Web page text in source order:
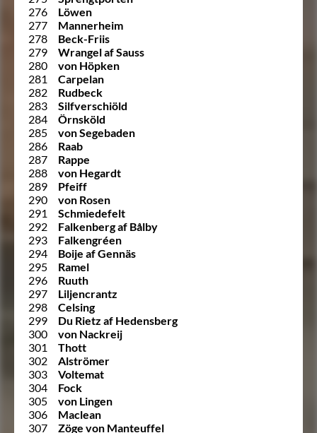
276
Löwen
277
Mannerheim
278
Beck-Friis
279
Wrangel af Sauss
280
von Höpken
281
Carpelan
282
Rudbeck
283
Silfverschiöld
284
Örnsköld
285
von Segebaden
286
Raab
287
Rappe
288
von Hegardt
289
Pfeiff
290
von Rosen
291
Schmiedefelt
292
Falkenberg af Bålby
293
Falkengréen
294
Boije af Gennäs
295
Ramel
296
Ruuth
297
Liljencrantz
298
Celsing
299
Du Rietz af Hedensberg
300
von Nackreij
301
Thott
302
Alströmer
303
Voltemat
304
Fock
305
von Lingen
306
Maclean
307
Zöge von Manteuffel